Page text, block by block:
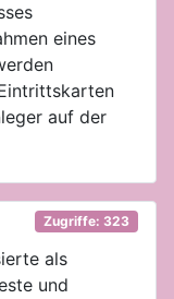
eines
auf der
Zugriffe: 323
als
und